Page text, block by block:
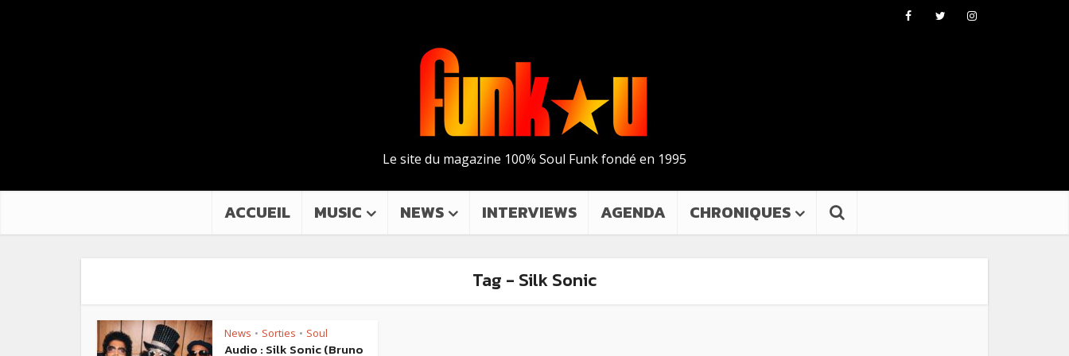
Le site du magazine 100% Soul Funk fondé en 1995
ACCUEIL MUSIC NEWS INTERVIEWS AGENDA CHRONIQUES
Tag - Silk Sonic
News • Sorties • Soul
Audio : Silk Sonic (Bruno